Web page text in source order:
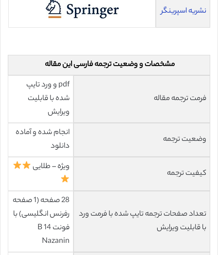
نشریه اسپرینگر
مشخصات و وضعیت ترجمه فارسی این مقاله
فرمت ترجمه مقاله
pdf و ورد تایپ
شده با قابلیت
ویرایش
وضعیت ترجمه
انجام شده و آماده
دانلود
کیفیت ترجمه
ویژه – طلایی
تعداد صفحات ترجمه تایپ شده با فرمت ورد
با قابلیت ویرایش
28 صفحه (1 صفحه
رفرنس انگلیسی) با
فونت 14 B
Nazanin